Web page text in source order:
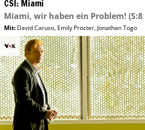
CSI: Miami
Miami, wir haben ein Problem! (S:8
Mit: David Caruso, Emily Procter, Jonathan Togo